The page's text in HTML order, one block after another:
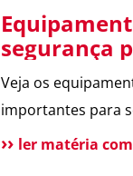
segurança
Veja os
importantes para
ler matéria